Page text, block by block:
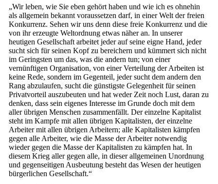
„Wir leben, wie Sie eben gehört haben und wie ich es ohnehin
als allgemein bekannt voraussetzen darf, in einer Welt der freien
Konkurrenz. Sehen wir uns denn diese freie Konkurrenz und die
von ihr erzeugte Weltordnung etwas näher an. In unserer
heutigen Gesellschaft arbeitet jeder auf seine eigne Hand, jeder
sucht sich für seinen Kopf zu bereichern und kümmert sich nicht
im Geringsten um das, was die andern tun; von einer
vernünftigen Organisation, von einer Verteilung der Arbeiten ist
keine Rede, sondern im Gegenteil, jeder sucht dem andern den
Rang abzulaufen, sucht die günstigste Gelegenheit für seinen
Privatvorteil auszubeuten und hat weder Zeit noch Lust, daran zu
denken, dass sein eigenes Interesse im Grunde doch mit dem
aller übrigen Menschen zusammenfällt. Der einzelne Kapitalist
steht im Kampfe mit allen übrigen Kapitalisten, der einzelne
Arbeiter mit allen übrigen Arbeitern; alle Kapitalisten kämpfen
gegen alle Arbeiter, wie die Masse der Arbeiter notwendig
wieder gegen die Masse der Kapitalisten zu kämpfen hat. In
diesem Krieg aller gegen alle, in dieser allgemeinen Unordnung
und gegenseitigen Ausbeutung besteht das Wesen der heutigen
bürgerlichen Gesellschaft.“